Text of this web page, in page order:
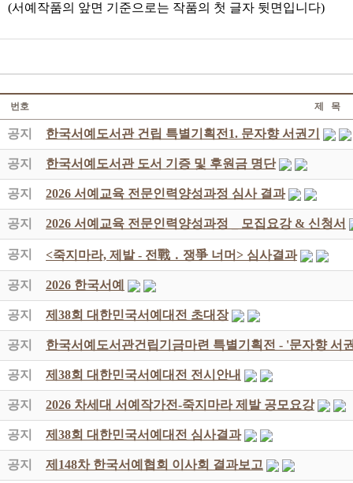
(서예작품의 앞면 기준으로는 작품의 첫 글자 뒷면입니다)
번호 제 목
공지 한국서예도서관 건립 특별기획전1. 문자향 서권기
공지 한국서예도서관 도서 기증 및 후원금 명단
공지 2026 서예교육 전문인력양성과정 심사 결과
공지 2026 서예교육 전문인력양성과정 _ 모집요강 & 신청서
공지 <죽지마라, 제발 - 전戰 ․ 쟁爭 너머> 심사결과
공지 2026 한국서예
공지 제38회 대한민국서예대전 초대장
공지 한국서예도서관건립기금마련 특별기획전 - '문자향 서
공지 제38회 대한민국서예대전 전시안내
공지 2026 차세대 서예작가전-죽지마라 제발 공모요강
공지 제38회 대한민국서예대전 심사결과
공지 제148차 한국서예협회 이사회 결과보고